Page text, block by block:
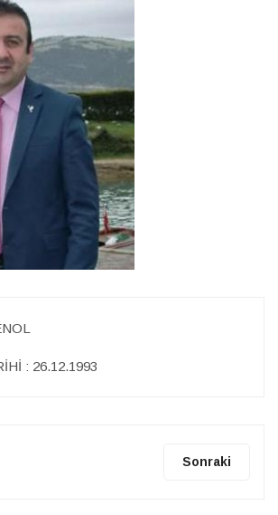
: 26.12.1993
Sonraki